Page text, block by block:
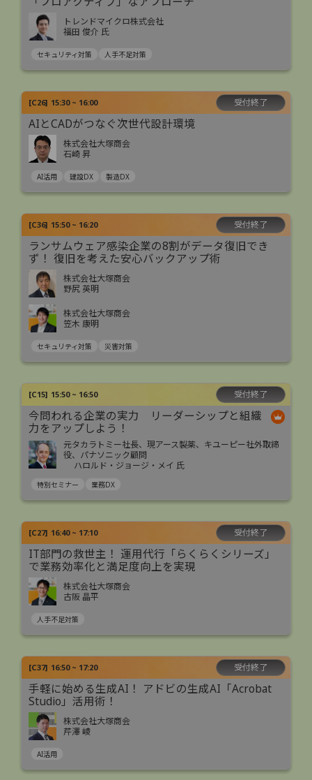
トレンドマイクロ株式会社
福田 俊介 氏
セキュリティ対策 人手不足対策
[C26] 15:30 ~ 16:00 受付終了
AIとCADがつなぐ次世代設計環境
株式会社大塚商会
石崎 昇
AI活用 建設DX 製造DX
[C36] 15:50 ~ 16:20 受付終了
ランサムウェア感染企業の8割がデータ復旧でき
ず！ 復旧を考えた安心バックアップ術
株式会社大塚商会
野尻 英明
株式会社大塚商会
笠木 康明
セキュリティ対策 災害対策
[C15] 15:50 ~ 16:50 受付終了
今問われる企業の実力 リーダーシップと組織
力をアップしよう！
元タカラトミー社長、現アース製薬、キユーピー社外取締
役、パナソニック顧問
ハロルド・ジョージ・メイ 氏
特別セミナー 業務DX
[C27] 16:40 ~ 17:10 受付終了
IT部門の救世主！ 運用代行「らくらくシリーズ」
で業務効率化と満足度向上を実現
株式会社大塚商会
古阪 晶平
人手不足対策
[C37] 16:50 ~ 17:20 受付終了
手軽に始める生成AI！ アドビの生成AI「Acrobat
Studio」活用術！
株式会社大塚商会
芹澤 崚
AI活用